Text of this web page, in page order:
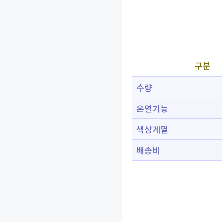
구분
수량
온열기능
색상계열
배송비